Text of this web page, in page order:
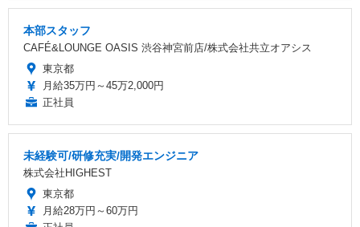
本部スタッフ
CAFÉ&LOUNGE OASIS 渋谷神宮前店/株式会社共立オアシス
東京都
月給35万円～45万2,000円
正社員
未経験可/研修充実/開発エンジニア
株式会社HIGHEST
東京都
月給28万円～60万円